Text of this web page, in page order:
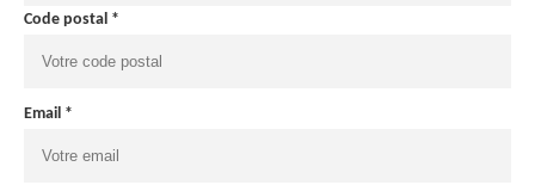
Code postal *
Email *